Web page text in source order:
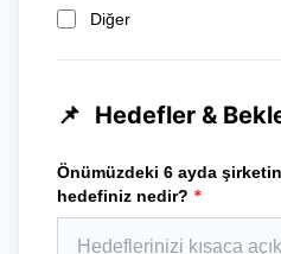
Diğer
📌 Hedefler &
Önümüzdeki 6 ayda
hedefiniz nedir? *